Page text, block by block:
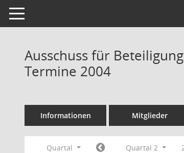
Toggle navigation
Ausschuss für
Termine 2004
Informationen Mitglieder
Quartal Quartal 2